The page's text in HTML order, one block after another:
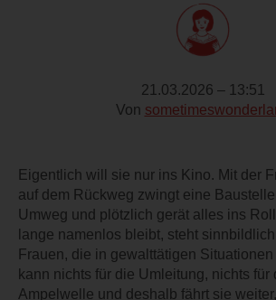
21.03.2026 – 13:51
Von
Eigentlich will sie nur ins Kino. Mit der
auf dem Rückweg zwingt eine
Umweg und plötzlich gerät alles ins
lange namenlos bleibt, steht
Frauen, die in gewalttätigen
kann nichts für die Umleitung, nichts für
Ampelwelle und deshalb fährt sie